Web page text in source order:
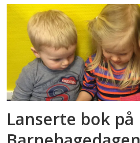
Lanserte bok på